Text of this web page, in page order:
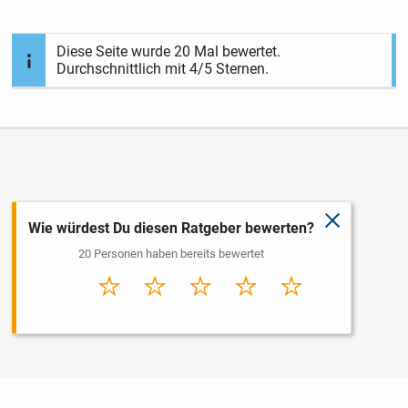
Diese Seite wurde20 Mal bewertet.
Durchschnittlich mit4/5 Sternen.
schließen
Wie würdest Du diesen Ratgeber bewerten?
20 Personen haben bereits bewertet